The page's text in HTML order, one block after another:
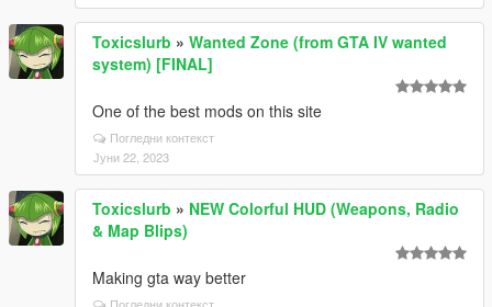
Toxicslurb » Wanted Zone (from GTA IV wanted
system) [FINAL]
One of the best mods on this site
Погледни контекст
Јуни 22, 2023
Toxicslurb » NEW Colorful HUD (Weapons, Radio
& Map Blips)
Making gta way better